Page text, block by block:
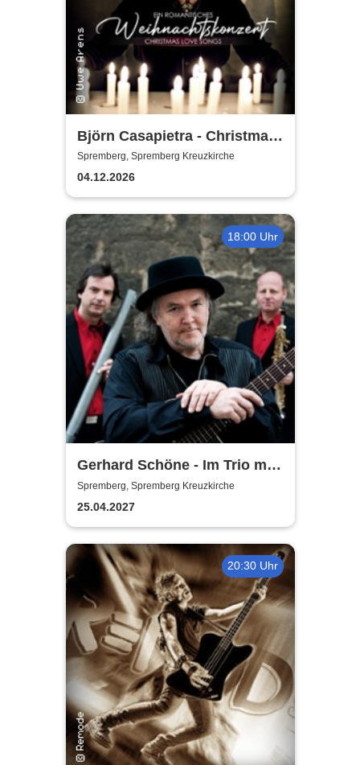
Björn Casapietra - Christmas
Love Songs
Spremberg, Spremberg Kreuzkirche
04.12.2026
18:00 Uhr
Gerhard Schöne - Im Trio mit
Orgel & Sax: Ich öffne die Tür
weit am Abend
Spremberg, Spremberg Kreuzkirche
25.04.2027
20:30 Uhr